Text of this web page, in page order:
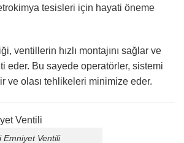
tesisleri için hayati öneme
ventillerin hızlı montajını sağlar ve
eder. Bu sayede operatörler, sistemi
ve olası tehlikeleri minimize eder.
Emniyet Ventili